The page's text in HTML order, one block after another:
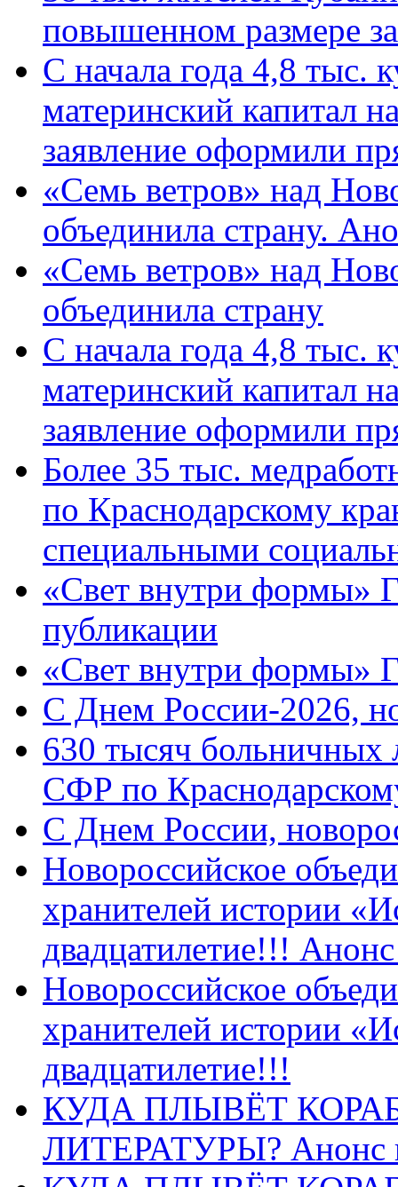
повышенном размере
С начала года 4,8 тыс.
материнский капитал
заявление оформили
«Семь ветров» над
объединила страну.
«Семь ветров» над
объединила страну
С начала года 4,8 тыс.
материнский капитал
заявление оформили
Более 35 тыс.
по Краснодарскому
специальными
«Свет внутри формы»
публикации
«Свет внутри формы»
C Днем России-2026,
630 тысяч больничных
СФР по
C Днем России,
Новороссийское
хранителей истории
двадцатилетие!!!
Новороссийское
хранителей истории
двадцатилетие!!!
КУДА ПЛЫВЁТ
ЛИТЕРАТУРЫ? Анонс